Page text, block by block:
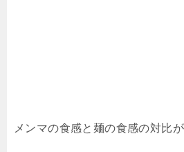
メンマの食感と麺の食感の対比